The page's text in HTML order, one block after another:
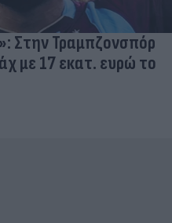
Στην Τραμπζονσπόρ
με 17 εκατ. ευρώ το